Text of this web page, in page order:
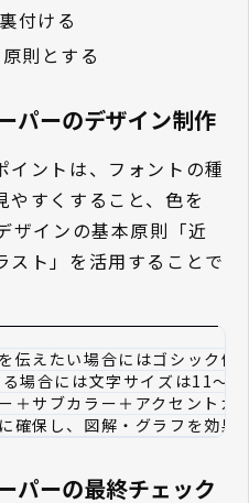
付ける
則とする
パーのデザイン制作
イントは、フォントの種
やすくすること、色を
ザインの基本原則「近
スト」を活用することで
伝えたい場合にはゴシック
場合には文字サイズは11〜
＋サブカラー＋アクセントカ
確保し、図解・グラフを効果
パーの最終チェック